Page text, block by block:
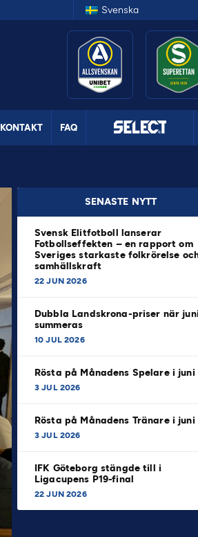
Svenska
KONTAKT FAQ
SENASTE NYTT
Svensk Elitfotboll lanserar
Fotbollseffekten – en rapport om
Sveriges starkaste folkrörelse
samhällskraft
22 JUN 2026
Dubbla Landskrona-priser när juni
summeras
10 JUL 2026
Rösta på Månadens Spelare i juni
3 JUL 2026
Rösta på Månadens Tränare i juni
3 JUL 2026
IFK Göteborg stängde till i
Ligacupens P19-final
22 JUN 2026